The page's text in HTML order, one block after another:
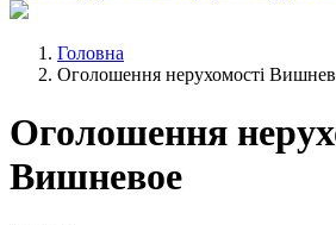
Головна
Оголошення нерухомості
Оголошення
Вишневое